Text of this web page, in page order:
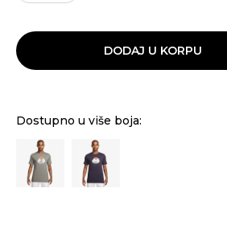
DODAJ U KORPU
Dostupno u više boja: